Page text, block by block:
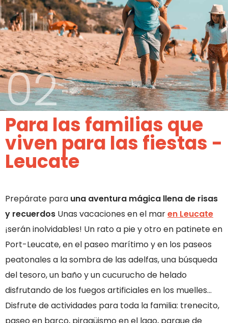
02
Para las familias que
viven para las fiestas -
Leucate
Prepárate para una aventura mágica llena de risas
y recuerdos Unas vacaciones en el maren Leucate
¡serán inolvidables! Un rato a pie y otro en patinete en
Port-Leucate, en el paseo marítimo y en los paseos
peatonales a la sombra de las adelfas, una búsqueda
del tesoro, un baño y un cucurucho de helado
disfrutando de los fuegos artificiales en los muelles…
Disfrute de actividades para toda la familia: trenecito,